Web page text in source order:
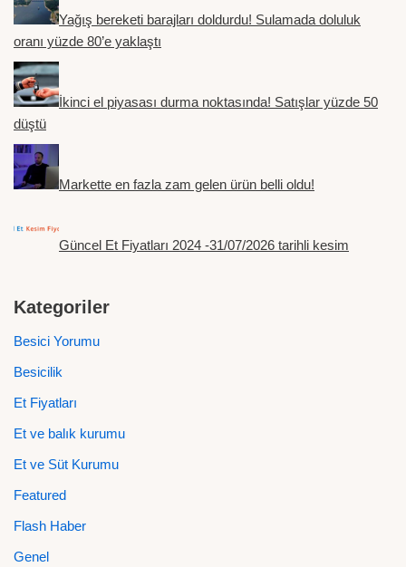
Yağış bereketi barajları doldurdu! Sulamada doluluk
oranı yüzde 80’e yaklaştı
İkinci el piyasası durma noktasında! Satışlar yüzde 50
düştü
Markette en fazla zam gelen ürün belli oldu!
Güncel Et Fiyatları 2024 -31/07/2026 tarihli kesim
Kategoriler
Besici Yorumu
Besicilik
Et Fiyatları
Et ve balık kurumu
Et ve Süt Kurumu
Featured
Flash Haber
Genel